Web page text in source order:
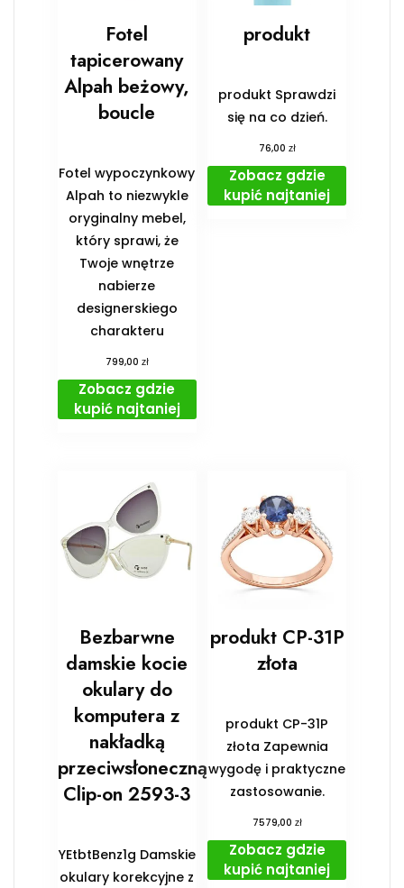
Fotel
tapicerowany
Alpah beżowy,
boucle
Fotel wypoczynkowy
Alpah to niezwykle
oryginalny mebel,
który sprawi, że
Twoje wnętrze
nabierze
designerskiego
charakteru
799,00 zł
Zobacz gdzie
kupić najtaniej
produkt
produkt Sprawdzi
się na co dzień.
76,00 zł
Zobacz gdzie
kupić najtaniej
Bezbarwne
damskie kocie
okulary do
komputera z
nakładką
przeciwsłoneczną
Clip-on 2593-3
YEtbtBenz1g Damskie
okulary korekcyjne z
produkt CP-31P
złota
produkt CP-31P
złota Zapewnia
wygodę i praktyczne
zastosowanie.
7579,00 zł
Zobacz gdzie
kupić najtaniej